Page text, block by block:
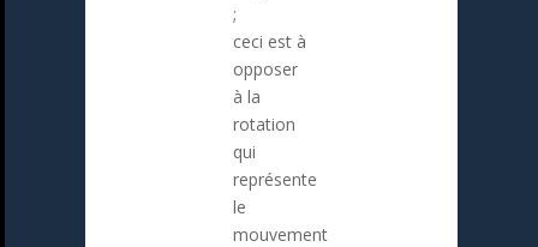
;
ceci est à
opposer
à la
rotation
qui
représente
le
mouvement